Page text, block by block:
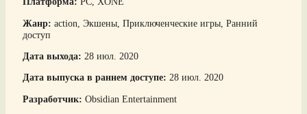
Жанр: action, Экшены, Приключенческие игры, Ранний
доступ
Дата выхода: 28 июл. 2020
Дата выпуска в раннем доступе: 28 июл. 2020
Разработчик: Obsidian Entertainment